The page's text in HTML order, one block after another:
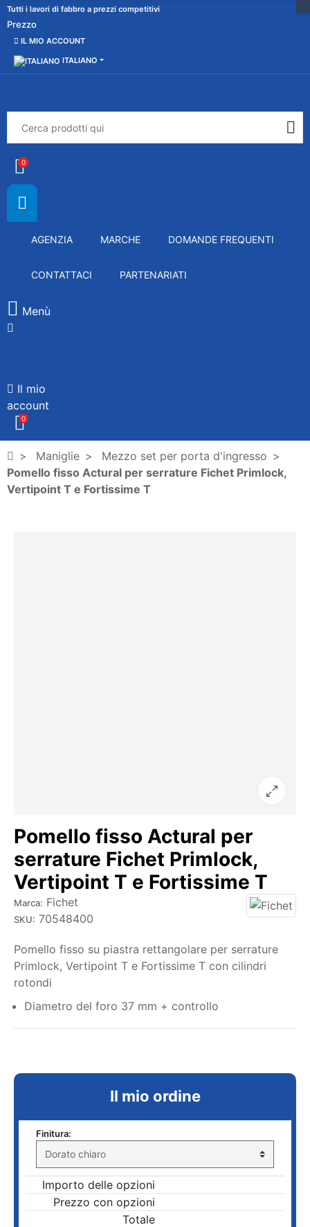
Tutti i lavori di fabbro a prezzi competitivi
Prezzo
IL MIO ACCOUNT
ITALIANO
0
AGENZIA MARCHE DOMANDE FREQUENTI
CONTATTACI PARTENARIATI
Menù
Il mio
account
0
Maniglie
Mezzo set per porta d'ingresso
Pomello fisso Actural per serrature Fichet Primlock,
Vertipoint T e Fortissime T
Pomello fisso Actural per
serrature Fichet Primlock,
Vertipoint T e Fortissime T
Marca: Fichet
SKU: 70548400
Pomello fisso su piastra rettangolare per serrature
Primlock, Vertipoint T e Fortissime T con cilindri
rotondi
Diametro del foro 37 mm + controllo
Il mio ordine
Finitura:
Importo delle opzioni
Prezzo con opzioni
Totale